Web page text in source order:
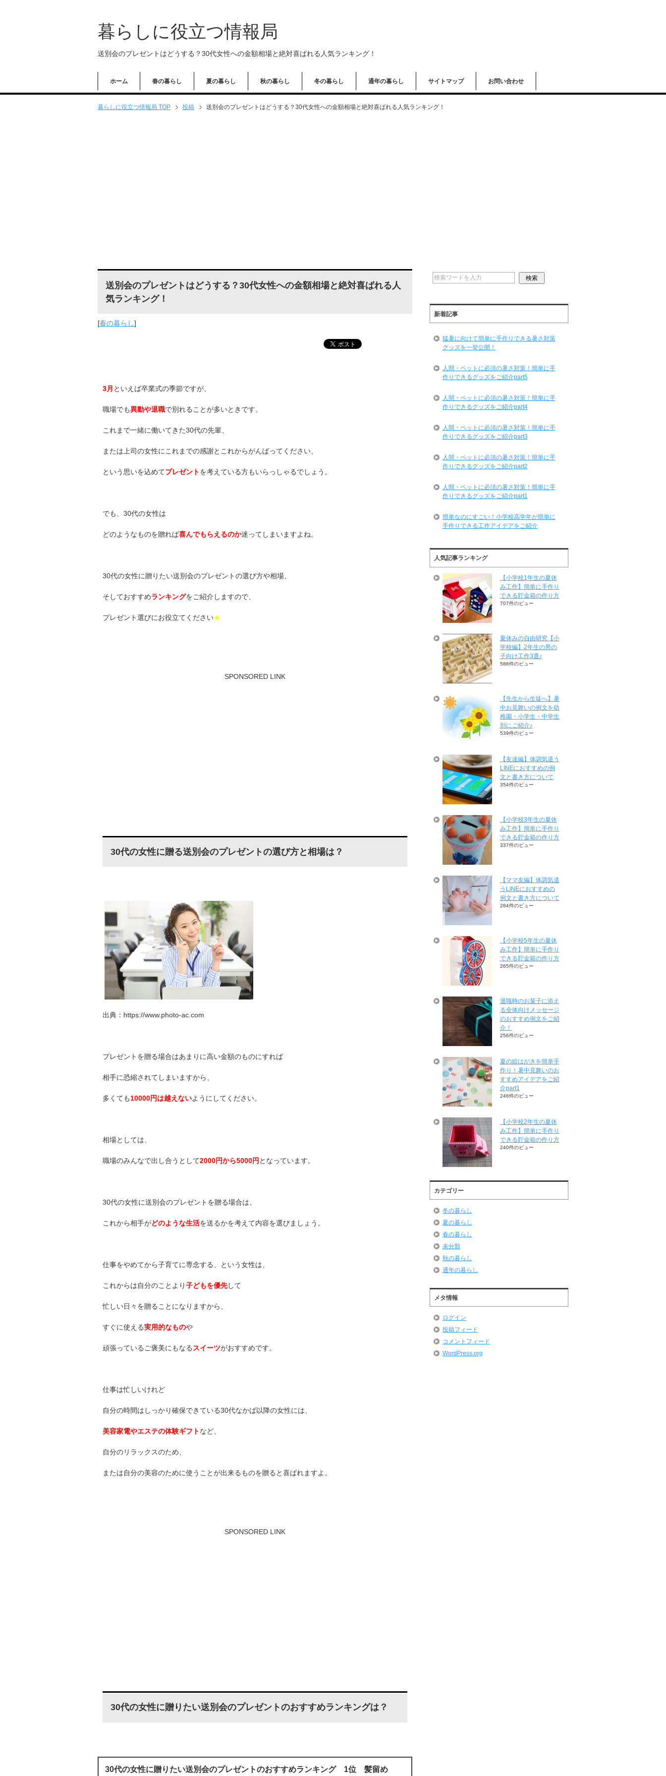
暮らしに役立つ情報局
送別会のプレゼントはどうする？30代女性への金額相場と絶対喜ばれる人気ランキング！
ホーム 春の暮らし 夏の暮らし 秋の暮らし 冬の暮らし 通年の暮らし サイトマップ お問い合わせ
暮らしに役立つ情報局 TOP 投稿 送別会のプレゼントはどうする？30代女性への金額相場と絶対喜ばれる人気ランキング！
送別会のプレゼントはどうする？30代女性への金額相場と絶対喜ばれる人
気ランキング！
[春の暮らし]
3月 といえば卒業式の季節ですが、
職場でも異動や退職で別れることが多いときです。
これまで一緒に働いてきた30代の先輩、
または上司の女性にこれまでの感謝とこれからがんばってください、
という思いを込めてプレゼントを考えている方もいらっしゃるでしょう。
でも、30代の女性は
どのようなものを贈れば喜んでもらえるのか迷ってしまいますよね。
30代の女性に贈りたい送別会のプレゼントの選び方や相場、
そしておすすめランキングをご紹介しますので、
プレゼント選びにお役立てください★
SPONSORED LINK
30代の女性に贈る送別会のプレゼントの選び方と相場は？
出典：https://www.photo-ac.com
プレゼントを贈る場合はあまりに高い金額のものにすれば
相手に恐縮されてしまいますから、
多くても10000円は越えないようにしてください。
相場としては、
職場のみんなで出し合うとして2000円から5000円 となっています。
30代の女性に送別会のプレゼントを贈る場合は、
これから相手がどのような生活を送るかを考えて内容を選びましょう。
仕事をやめてから子育てに専念する、という女性は、
これからは自分のことより子どもを優先して
忙しい日々を贈ることになりますから、
すぐに使える実用的なものや
頑張っているご褒美にもなる スイーツがおすすめです。
仕事は忙しいけれど
自分の時間はしっかり確保できている30代なかば以降の女性には、
美容家電やエステの体験ギフトなど、
自分のリラックスのため、
または自分の美容のために使うことが出来るものを贈ると喜ばれますよ。
SPONSORED LINK
30代の女性に贈りたい送別会のプレゼントのおすすめランキングは？
30代の女性に贈りたい送別会のプレゼントのおすすめランキング 1位 髪留め
新着記事
猛暑に向けて簡単に手作りできる暑さ対策
グッズを一挙公開！
人間・ペットに必須の暑さ対策！簡単に手
作りできるグッズをご紹介part5
人間・ペットに必須の暑さ対策！簡単に手
作りできるグッズをご紹介part4
人間・ペットに必須の暑さ対策！簡単に手
作りできるグッズをご紹介part3
人間・ペットに必須の暑さ対策！簡単に手
作りできるグッズをご紹介part2
人間・ペットに必須の暑さ対策！簡単に手
作りできるグッズをご紹介part1
簡単なのにすごい！小学校高学年が簡単に
手作りできる工作アイデアをご紹介
人気記事ランキング
【小学校1年生の夏休
み工作】簡単に手作り
できる貯金箱の作り方
707件のビュー
夏休みの自由研究【小
学校編】2年生の男の
子向け工作3選♪
586件のビュー
【先生から生徒へ】暑
中お見舞いの例文を幼
稚園・小学生・中学生
別にご紹介♪
539件のビュー
【友達編】体調気遣う
LINEにおすすめの例
文と書き方について
354件のビュー
【小学校3年生の夏休
み工作】簡単に手作り
できる貯金箱の作り方
337件のビュー
【ママ友編】体調気遣
うLINEにおすすめの
例文と書き方について
284件のビュー
【小学校5年生の夏休
み工作】簡単に手作り
できる貯金箱の作り方
265件のビュー
退職時のお菓子に添え
る全体向けメッセージ
のおすすめ例文をご紹
介！
256件のビュー
夏の絵はがきを簡単手
作り！暑中見舞いのお
すすめアイデアをご紹
介part1
246件のビュー
【小学校2年生の夏休
み工作】簡単に手作り
できる貯金箱の作り方
240件のビュー
カテゴリー
冬の暮らし
夏の暮らし
春の暮らし
未分類
秋の暮らし
通年の暮らし
メタ情報
ログイン
投稿フィード
コメントフィード
WordPress.org